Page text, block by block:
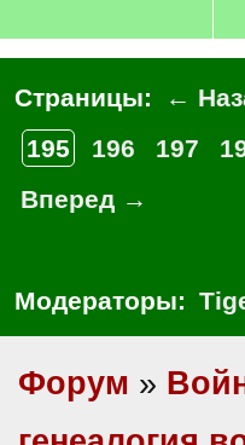
Страницы: ←
195
196 197
Вперед →
Модераторы:
Форум »